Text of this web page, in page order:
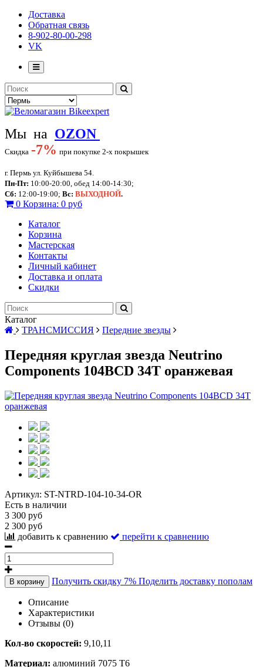
Доставка
Обратная связь
8-902-80-00-298
VK
Мы на OZON
Скидка -7% при покупке 2-х покрышек
г. Пермь ул. Куйбышева 54.
Пн-Пт: 10:00-20:00, обед 14:00-14:30;
Сб: 12:00-19:00; Вс: ВЫХОДНОЙ.
0 Корзина: 0 руб
Каталог
Корзина
Мастерская
Контакты
Личный кабинет
Доставка и оплата
Скидки
Каталог
ТРАНСМИССИЯ
Передние звезды
Передняя круглая звезда Neutrino
Components 104BCD 34T оранжевая
Артикул: ST-NTRD-104-10-34-OR
Есть в наличии
3 300 руб
2 300 руб
добавить к сравнению
перейти к сравнению
В корзину Получить скидку 7% Поделить доставку пополам
Описание
Характеристики
Отзывы (0)
Кол-во скоростей: 9,10,11
Материал: алюминий 7075 Т6